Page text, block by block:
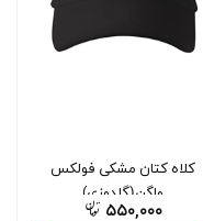
کلاه کتان مشکی فولکس
واگن(گلدوزی)
۵۵۰,۰۰۰